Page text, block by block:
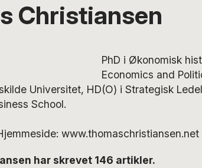
Christiansen
PhD i Økonomisk
Economics and
Universitet, HD(O) i Strategisk
School.
www.thomaschristiansen.net
har skrevet 146 artikler.